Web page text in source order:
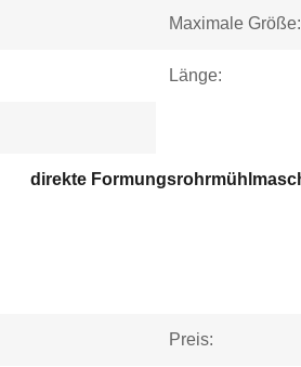
Maximale Größe:
Länge:
Preis: